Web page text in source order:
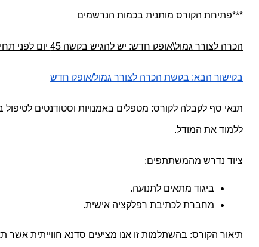
***פתיחת הקורס מותנית בכמות הנרשמים
הכרה לצורך גמול\אופק חדש: יש להגיש בקשה 45 יום לפני תחילת הקורס.
בקישור הבא: בקשת הכרה לצורך גמול/אופק חדש
ללמוד את המודל.
ציוד נדרש מהמשתתפים:
ביגוד מתאים לתנועה.
מחברת לכתיבת רפלקציה אישית.